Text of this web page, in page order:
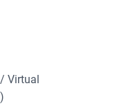
Virtual